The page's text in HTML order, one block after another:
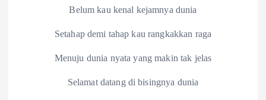
Belum kau kenal kejamnya dunia
Setahap demi tahap kau rangkakkan raga
Menuju dunia nyata yang makin tak jelas
Selamat datang di bisingnya dunia